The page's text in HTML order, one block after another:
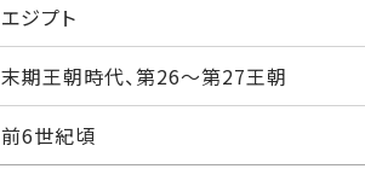
エジプト
末期王朝時代、第26～第27王朝
前6世紀頃